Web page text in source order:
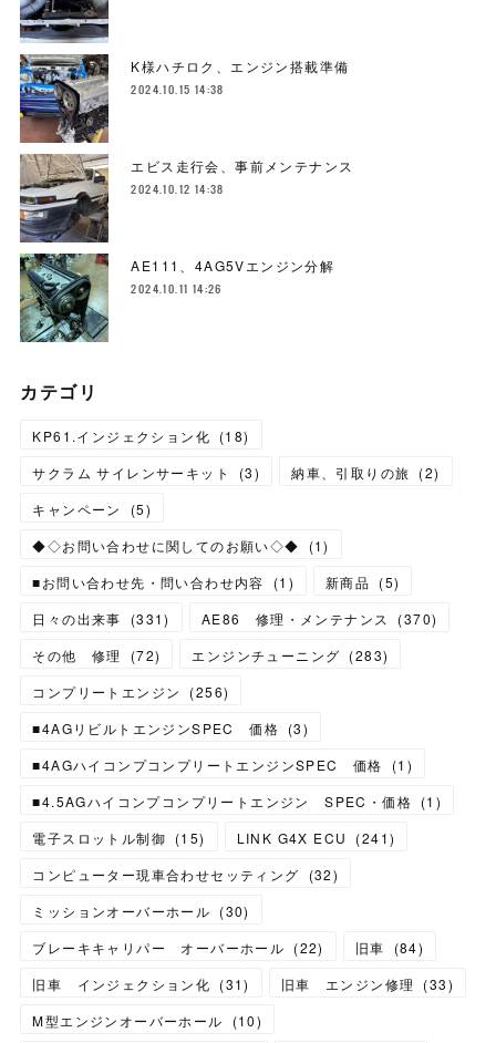
K様ハチロク、エンジン搭載準備
2024.10.15 14:38
エビス走行会、事前メンテナンス
2024.10.12 14:38
AE111、4AG5Vエンジン分解
2024.10.11 14:26
カテゴリ
KP61.インジェクション化 (18)
サクラム サイレンサーキット
(3) 納車、引取りの旅 (2)
キャンペーン
(5)
◆◇お問い合わせに関してのお願い◇◆
(1)
■お問い合わせ先・問い合わせ内容
(1 ) 新商品 (5)
日々の出来事
(331) AE86 修理・メンテナンス (370)
その他 修理
(72) エンジンチューニング (283)
コンプリートエンジン
(256)
■4AGリビルトエンジンSPEC 価格 (3)
■4AGハイコンプコンプリートエンジンSPEC 価格
(1 )
■4.5AGハイコンプコンプリートエンジン SPEC・価格 (1 )
電子スロットル制御 (15) LINK G4X ECU (241)
コンピューター現車合わせセッティング
(32)
ミッションオーバーホール (30)
ブレーキキャリパー オーバーホール (22) 旧車 (84)
旧車 インジェクション化 (31) 旧車 エンジン修理 (33)
M型エンジンオーバーホール
(10)